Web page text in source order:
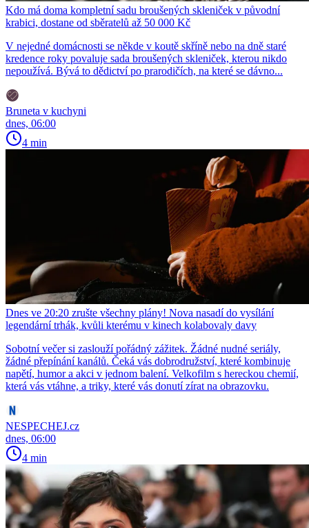
Kdo má doma kompletní sadu broušených skleniček v původní
krabici, dostane od sběratelů až 50 000 Kč
V nejedné domácnosti se někde v koutě skříně nebo na dně staré
kredence roky povaluje sada broušených skleniček, kterou nikdo
nepoužívá. Bývá to dědictví po prarodičích, na které se dávno...
Bruneta v kuchyni
dnes, 06:00
4 min
Dnes ve 20:20 zrušte všechny plány! Nova nasadí do vysílání
legendární trhák, kvůli kterému v kinech kolabovaly davy
Sobotní večer si zaslouží pořádný zážitek. Žádné nudné seriály,
žádné přepínání kanálů. Čeká vás dobrodružství, které kombinuje
napětí, humor a akci v jednom balení. Velkofilm s hereckou chemií,
která vás vtáhne, a triky, které vás donutí zírat na obrazovku.
NESPECHEJ.cz
dnes, 06:00
4 min